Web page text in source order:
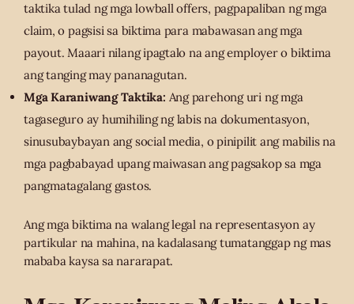
taktika tulad ng mga lowball offers, pagpapaliban ng mga
claim, o pagsisi sa biktima para mabawasan ang mga
payout. Maaari nilang ipagtalo na ang employer o biktima
ang tanging may pananagutan.
Mga Karaniwang Taktika: Ang parehong uri ng mga
tagaseguro ay humihiling ng labis na dokumentasyon,
sinusubaybayan ang social media, o pinipilit ang mabilis na
mga pagbabayad upang maiwasan ang pagsakop sa mga
pangmatagalang gastos.
Ang mga biktima na walang legal na representasyon ay
partikular na mahina, na kadalasang tumatanggap ng mas
mababa kaysa sa nararapat.